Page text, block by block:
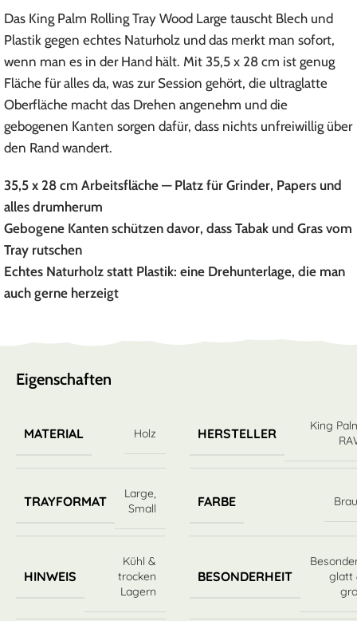
Das King Palm Rolling Tray Wood Large tauscht Blech und
Plastik gegen echtes Naturholz und das merkt man sofort,
wenn man es in der Hand hält. Mit 35,5 x 28 cm ist genug
Fläche für alles da, was zur Session gehört, die ultraglatte
Oberfläche macht das Drehen angenehm und die
gebogenen Kanten sorgen dafür, dass nichts unfreiwillig über
den Rand wandert.
35,5 x 28 cm Arbeitsfläche — Platz für Grinder, Papers und
alles drumherum
Gebogene Kanten schützen davor, dass Tabak und Gras vom
Tray rutschen
Echtes Naturholz statt Plastik: eine Drehunterlage, die man
auch gerne herzeigt
Eigenschaften
MATERIAL Holz HERSTELLER
King
TRAYFORMAT Large,
Small
FARBE
HINWEIS
Kühl &
trocken
Lagern
BESONDERHEIT
glatt